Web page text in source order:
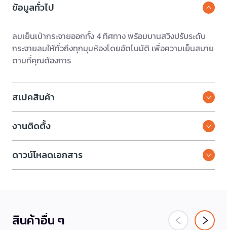
ข้อมูลทั่วไป
ลมเย็นเป่ากระจายออกทั้ง 4 ทิศทาง พร้อมบานสวิงปรับระดับ
กระจายลมให้ทั่วถึงทุกมุมห้องโดยอัตโนมัติ เพื่อความเย็นสบาย
ตามที่คุณต้องการ
สเปคสินค้า
งานติดตั้ง
ดาวน์โหลดเอกสาร
สินค้าอื่น ๆ